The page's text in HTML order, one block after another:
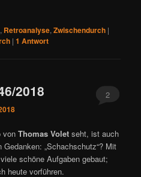
, Retroanalyse,Zwischendurch |
|1 Antwort
2018 2
vonThomas Volet seht, ist auch
„Schachschutz“? Mit
schöne Aufgaben gebaut;
heute vorführen.